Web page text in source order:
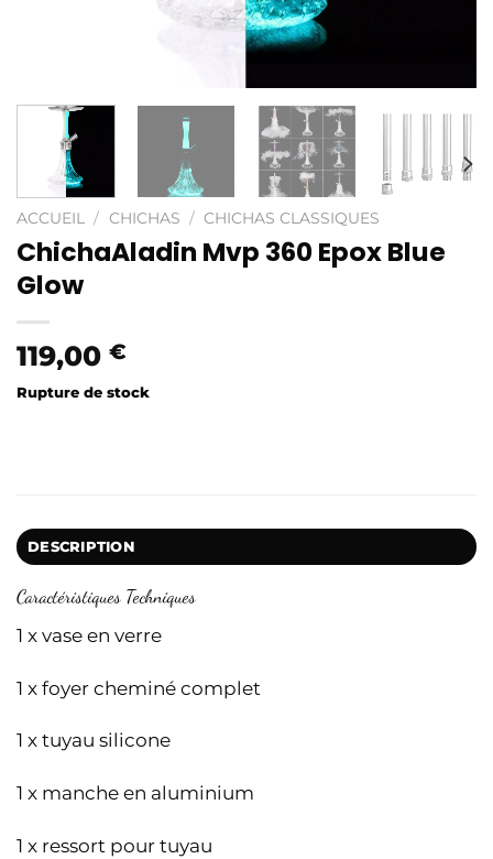
ACCUEIL / CHICHAS / CHICHAS CLASSIQUES
ChichaAladin Mvp 360 Epox Blue
Glow
119,00 €
Rupture de stock
DESCRIPTION
Caractéristiques Techniques
1 x vase en verre
1 x foyer cheminé complet
1 x tuyau silicone
1 x manche en aluminium
1 x ressort pour tuyau